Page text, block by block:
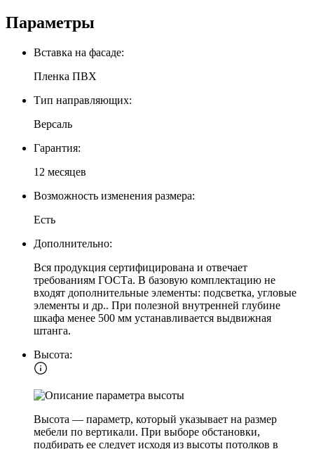
Параметры
Вставка на фасаде:
Пленка ПВХ
Тип направляющих:
Версаль
Гарантия:
12 месяцев
Возможность изменения размера:
Есть
Дополнительно:
Вся продукция сертифицирована и отвечает
требованиям ГОСТа. В базовую комплектацию не
входят дополнительные элементы: подсветка, угловые
элементы и др.. При полезной внутренней глубине
шкафа менее 500 мм устанавливается выдвижная
штанга.
Высота:
Высота — параметр, который указывает на размер
мебели по вертикали. При выборе обстановки,
подбирать ее следует исходя из высоты потолков в